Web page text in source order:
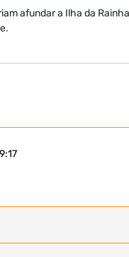
afundar a Ilha da